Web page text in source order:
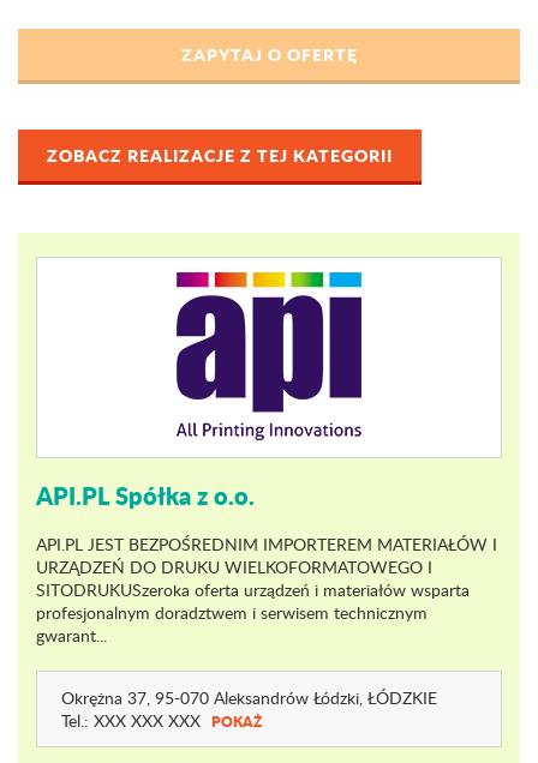
ZOBACZ REALIZACJE Z TEJ KATEGORII
API.PL Spółka z o.o.
API.PL JEST BEZPOŚREDNIM IMPORTEREM MATERIAŁÓW I
URZĄDZEŃ DO DRUKU WIELKOFORMATOWEGO I
SITODRUKUSzeroka oferta urządzeń i materiałów wsparta
profesjonalnym doradztwem i serwisem technicznym
gwarant...
Okrężna 37, 95-070 Aleksandrów Łódzki, ŁÓDZKIE
Tel.: XXX XXX XXX POKAŻ